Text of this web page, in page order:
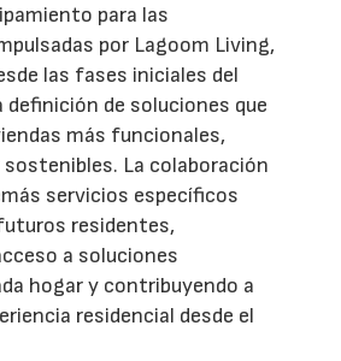
para las
por Lagoom Living,
las fases iniciales del
definición de soluciones que
más funcionales,
La colaboración
servicios específicos
residentes,
a soluciones
hogar y contribuyendo a
residencial desde el